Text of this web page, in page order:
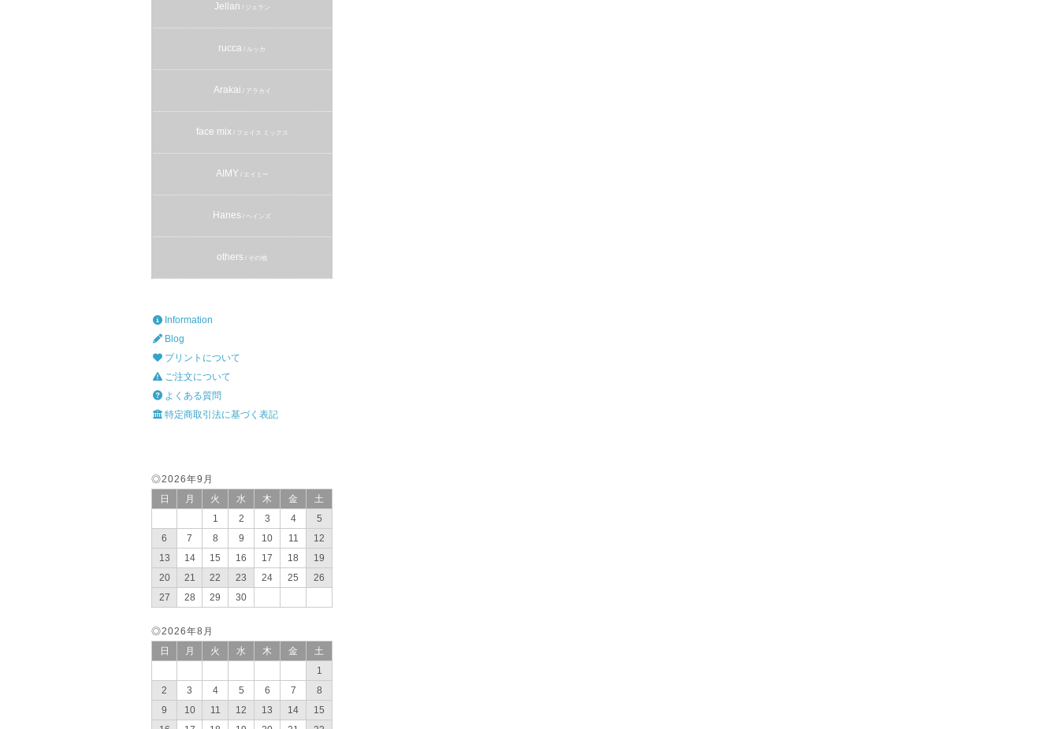
Jellan / ジェラン
rucca / ルッカ
Arakai / アラカイ
face mix/ フェイス ミックス
AIMY / エイミー
Hanes / ヘインズ
others / その他
Information
Blog
プリントについて
ご注文について
よくある質問
特定商取引法に基づく表記
◎2026年9月
日
月 火 水 木 金
土
1
2 3 4
5
6
7 8 9 10 11
12
13
14 15 16 17 18
19
20
21 22 23 24 25
26
27
28 29 30
◎2026年8月
日
月 火 水 木 金
土
1
2
3 4 5 6 7
8
9
10 11 12 13 14
15